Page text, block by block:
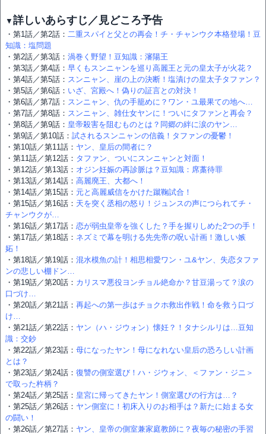
▼ 詳しいあらすじ／見どころ予告
・第1話／第2話： 二重スパイと父との再会！チ・チャンウク本格登場！豆
知識：塩問題
・第2話／第3話： 渦巻く野望！豆知識：瀋陽王
・第3話／第4話： 早くもスンニャンを巡り高麗王と元の皇太子が火花？
・第4話／第5話： スンニャン、崖の上の決断！塩漬けの皇太子タファン？
・第5話／第6話： いざ、宮殿へ！偽りの証言との対決！
・第6話／第7話： スンニャン、仇の手籠めに？ワン・ユ最果ての地へ…
・第7話／第8話： スンニャン、雑仕女ヤンに！ついにタファンと再会？
・第8話／第9話： 皇帝殺害を阻むものとは？同郷の絆に涙のヤン…
・第9話／第10話： 試されるスンニャンの信義！タファンの憂鬱！
・第10話／第11話： ヤン、皇后の間者に？
・第11話／第12話： タファン、ついにスンニャンと対面！
・第12話／第13話： オジン妊娠の再診脈は？豆知識：席藁待罪
・第13話／第14話： 高麗廃王、大都へ！
・第14話／第15話： 元と高麗威信をかけた蹴鞠試合！
・第15話／第16話： 天を突く丞相の怒り！ジュンスの声につられてチ・
チャンウクが…
・第16話／第17話： 恋が弱虫皇帝を強くした？手を握りしめた2つの手！
・第17話／第18話： ネズミで幕を明ける先先帝の呪い計画！激しい嫉
妬！
・第18話／第19話： 混水模魚の計！相思相愛ワン・ユ&ヤン、失恋タファ
ンの悲しい棚ドン…
・第19話／第20話： カリスマ悪役ヨンチョル絶命か？甘豆湯って？涙の
口づけ…
・第20話／第21話： 再起への第一歩はチョクホ救出作戦！命を救う口づ
け…
・第21話／第22話： ヤン（ハ・ジウォン）懐妊？！タナシルリは…豆知
識：交鈔
・第22話／第23話： 母になったヤン！母になれない皇后の恐ろしい計画
とは？
・第23話／第24話： 復讐の側室選び！ハ・ジウォン、＜ファン・ジニ＞
で取った杵柄？
・第24話／第25話： 皇宮に帰ってきたヤン！側室選びの行方は…？
・第25話／第26話： ヤン側室に！初床入りのお相手は？新たに始まる女
の闘い！
・第26話／第27話： ヤン、皇帝の側室兼家庭教師に？夜毎の秘密の手習